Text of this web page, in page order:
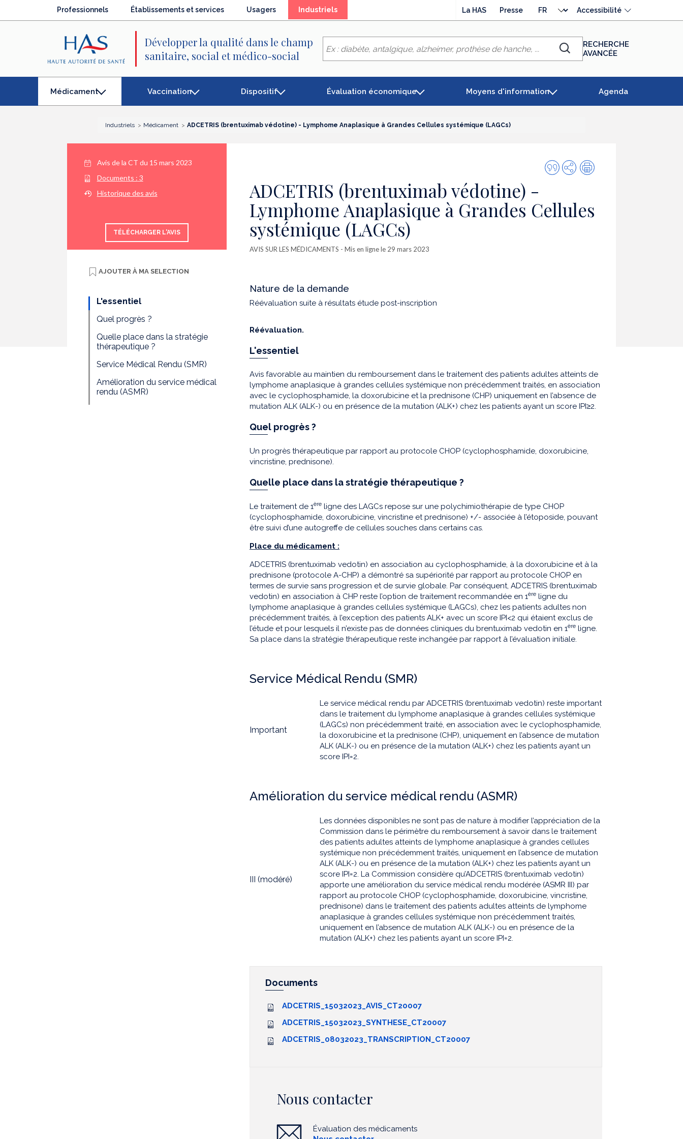
Professionnels Établissements et services Usagers Industriels(élément
La HAS Presse
langue
Accessibilité
Développer la qualité dans le champ
sanitaire, social et médico-social
Chercher
RECHERCHE
AVANCÉE
Médicament
(élément
séléctionné)
Vaccination Dispositif Évaluation économique Moyens d'information Agenda
Industriels Médicament ADCETRIS (brentuximab védotine) - Lymphome Anaplasique à Grandes Cellules systémique (LAGCs)
Avis de la CT du 15 mars 2023
Documents : 3
Historique des avis
TÉLÉCHARGER L'AVIS
AJOUTER À MA SELECTION
L'essentiel
Quel progrès ?
Quelle place dans la stratégie
thérapeutique ?
Service Médical Rendu (SMR)
Amélioration du service médical
rendu (ASMR)
Citer
cette
PartagerImpression
ADCETRIS (brentuximab védotine) -
Lymphome Anaplasique à Grandes Cellules
systémique (LAGCs)
AVIS SUR LES MÉDICAMENTS - Mis en ligne le 29 mars 2023
Nature de la demande
Réévaluation suite à résultats étude post-inscription
Réévaluation.
L'essentiel
Avis favorable au maintien du remboursement dans le traitement des patients adultes atteints de
lymphome anaplasique à grandes cellules systémique non précédemment traités, en association
avec le cyclophosphamide, la doxorubicine et la prednisone (CHP) uniquement en l’absence de
mutation ALK (ALK-) ou en présence de la mutation (ALK+) chez les patients ayant un score IPI≥2.
Quel progrès ?
Un progrès thérapeutique par rapport au protocole CHOP (cyclophosphamide, doxorubicine,
vincristine, prednisone).
Quelle place dans la stratégie thérapeutique ?
Le traitement de 1ère ligne des LAGCs repose sur une polychimiothérapie de type CHOP
(cyclophosphamide, doxorubicine, vincristine et prednisone) +/- associée à l’étoposide, pouvant
être suivi d’une autogreffe de cellules souches dans certains cas.
Place du médicament :
ADCETRIS (brentuximab vedotin) en association au cyclophosphamide, à la doxorubicine et à la
prednisone (protocole A-CHP) a démontré sa supériorité par rapport au protocole CHOP en
termes de survie sans progression et de survie globale. Par conséquent, ADCETRIS (brentuximab
vedotin) en association à CHP reste l’option de traitement recommandée en 1ère ligne du
lymphome anaplasique à grandes cellules systémique (LAGCs), chez les patients adultes non
précédemment traités, à l’exception des patients ALK+ avec un score IPI<2 qui étaient exclus de
l’étude et pour lesquels il n’existe pas de données cliniques du brentuximab vedotin en 1ère ligne.
Sa place dans la stratégie thérapeutique reste inchangée par rapport à l’évaluation initiale.
Service Médical Rendu (SMR)
Important
Le service médical rendu par ADCETRIS (brentuximab vedotin) reste important
dans le traitement du lymphome anaplasique à grandes cellules systémique
(LAGCs) non précédemment traité, en association avec le cyclophosphamide,
la doxorubicine et la prednisone (CHP), uniquement en l’absence de mutation
ALK (ALK-) ou en présence de la mutation (ALK+) chez les patients ayant un
score IPI=2.
Amélioration du service médical rendu (ASMR)
III (modéré)
Les données disponibles ne sont pas de nature à modifier l’appréciation de la
Commission dans le périmètre du remboursement à savoir dans le traitement
des patients adultes atteints de lymphome anaplasique à grandes cellules
systémique non précédemment traités, uniquement en l’absence de mutation
ALK (ALK-) ou en présence de la mutation (ALK+) chez les patients ayant un
score IPI=2. La Commission considère qu’ADCETRIS (brentuximab vedotin)
apporte une amélioration du service médical rendu modérée (ASMR III) par
rapport au protocole CHOP (cyclophosphamide, doxorubicine, vincristine,
prednisone) dans le traitement des patients adultes atteints de lymphome
anaplasique à grandes cellules systémique non précédemment traités,
uniquement en l’absence de mutation ALK (ALK-) ou en présence de la
mutation (ALK+) chez les patients ayant un score IPI=2.
Documents
ADCETRIS_15032023_AVIS_CT20007
ADCETRIS_15032023_SYNTHESE_CT20007
ADCETRIS_08032023_TRANSCRIPTION_CT20007
Nous contacter
Évaluation des médicaments